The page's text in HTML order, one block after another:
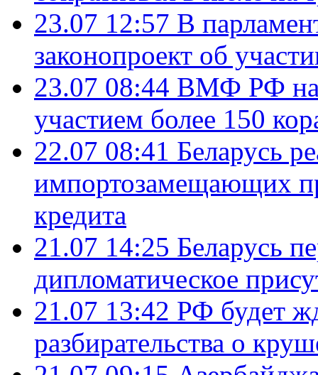
23.07 12:57 В
законопроект об
23.07 08:44 ВМФ РФ
участием более 150
22.07 08:41 Беларусь
импортозамещающих
кредита
21.07 14:25 Беларусь
дипломатическое
21.07 13:42 РФ будет
разбирательства о